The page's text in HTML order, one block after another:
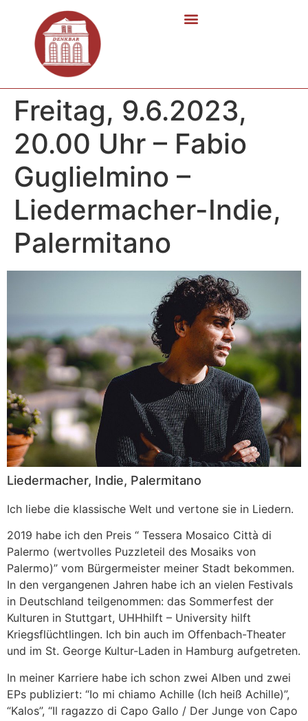
Freitag, 9.6.2023,
20.00 Uhr – Fabio
Guglielmino –
Liedermacher-Indie,
Palermitano
Liedermacher, Indie, Palermitano
Ich liebe die klassische Welt und vertone sie in Liedern.
2019 habe ich den Preis “ Tessera Mosaico Città di
Palermo (wertvolles Puzzleteil des Mosaiks von
Palermo)” vom Bürgermeister meiner Stadt bekommen.
In den vergangenen Jahren habe ich an vielen Festivals
in Deutschland teilgenommen: das Sommerfest der
Kulturen in Stuttgart, UHHhilft – University hilft
Kriegsflüchtlingen. Ich bin auch im Offenbach-Theater
und im St. George Kultur-Laden in Hamburg aufgetreten.
In meiner Karriere habe ich schon zwei Alben und zwei
EPs publiziert: “Io mi chiamo Achille (Ich heiß Achille)”,
“Kalos”, “Il ragazzo di Capo Gallo / Der Junge von Capo